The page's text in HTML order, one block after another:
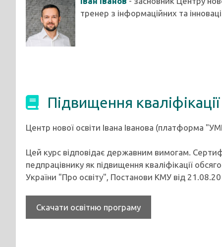
тренер з інформаційних та
Підвищення
Центр нової освіти Івана Іванова (платформа
Цей курс відповідає державним вимогам.
педпрацівнику як підвищення кваліфікації
України "Про освіту", Постанови КМУ від
Скачати освітню програму